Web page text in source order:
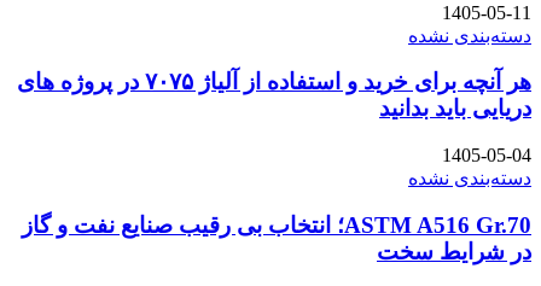
1405-05-11
دسته‌بندی نشده
هر آنچه برای خرید و استفاده از آلیاژ ۷۰۷۵ در پروژه های
دریایی باید بدانید
1405-05-04
دسته‌بندی نشده
ASTM A516 Gr.70؛ انتخاب بی رقیب صنایع نفت و گاز
در شرایط سخت